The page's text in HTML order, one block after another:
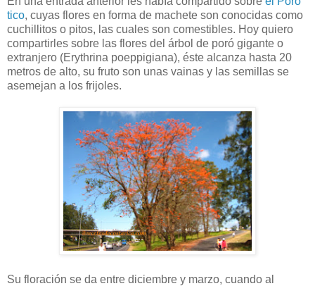
tico, cuyas flores en forma de machete son conocidas como
cuchillitos o pitos, las cuales son comestibles. Hoy quiero
compartirles sobre las flores del árbol de poró gigante o
extranjero (Erythrina poeppigiana), éste alcanza hasta 20
metros de alto, su fruto son unas vainas y las semillas se
asemejan a los frijoles.
Su floración se da entre diciembre y marzo, cuando al